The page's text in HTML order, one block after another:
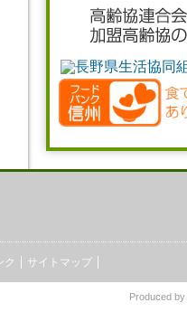
ク サイトマップ
Produced by